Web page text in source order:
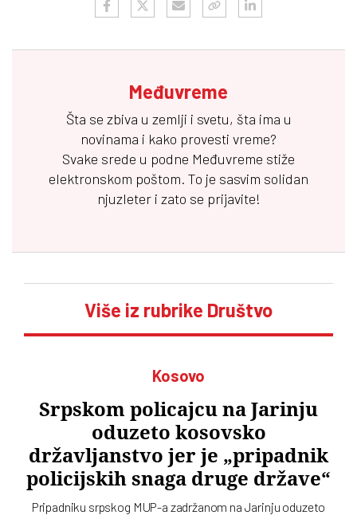
Međuvreme
Šta se zbiva u zemlji i svetu, šta ima u
novinama i kako provesti vreme?
Svake srede u podne Međuvreme stiže
elektronskom poštom. To je sasvim solidan
njuzleter i zato se prijavite!
Više iz rubrike Društvo
Kosovo
Srpskom policajcu na Jarinju
oduzeto kosovsko
državljanstvo jer je „pripadnik
policijskih snaga druge države“
Pripadniku srpskog MUP-a zadržanom na Jarinju oduzeto